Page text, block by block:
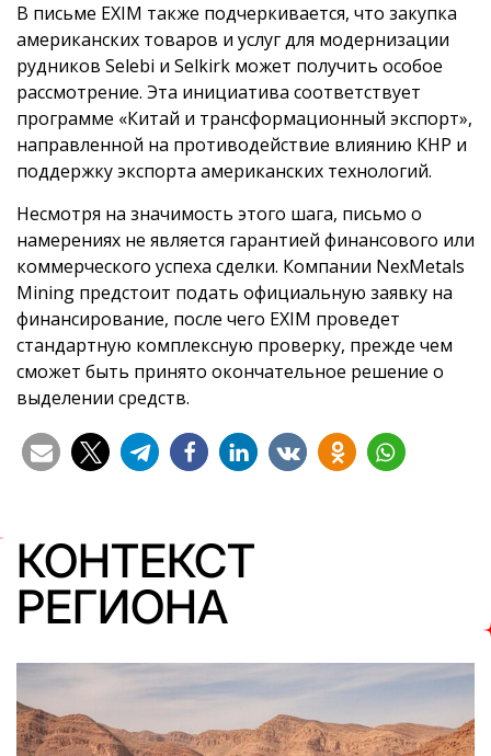
В письме EXIM также подчеркивается, что закупка
американских товаров и услуг для модернизации
рудников Selebi и Selkirk может получить особое
рассмотрение. Эта инициатива соответствует
программе «Китай и трансформационный экспорт»,
направленной на противодействие влиянию КНР и
поддержку экспорта американских технологий.
Несмотря на значимость этого шага, письмо о
намерениях не является гарантией финансового или
коммерческого успеха сделки. Компании NexMetals
Mining предстоит подать официальную заявку на
финансирование, после чего EXIM проведет
стандартную комплексную проверку, прежде чем
сможет быть принято окончательное решение о
выделении средств.
КОНТЕКСТ
РЕГИОНА